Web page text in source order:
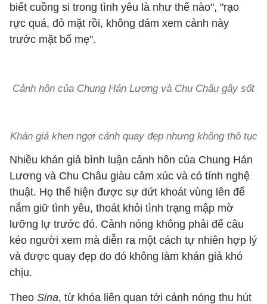
biết cuồng si trong tình yêu là như thế nào", "rạo
rực quá, đỏ mặt rồi, không dám xem cảnh này
trước mặt bố mẹ".
Cảnh hôn của Chung Hán Lương và Chu Châu gây sốt
Khán giả khen ngợi cảnh quay đẹp nhưng không thô tục
Nhiều khán giả bình luận cảnh hôn của Chung Hán
Lương và Chu Châu giàu cảm xúc và có tính nghệ
thuật. Họ thể hiện được sự dứt khoát vùng lên để
nắm giữ tình yêu, thoát khỏi tình trạng mập mờ
lưỡng lự trước đó. Cảnh nóng không phải để câu
kéo người xem mà diễn ra một cách tự nhiên hợp lý
và được quay đẹp do đó không làm khán giả khó
chịu.
Theo Sina, từ khóa liên quan tới cảnh nóng thu hút